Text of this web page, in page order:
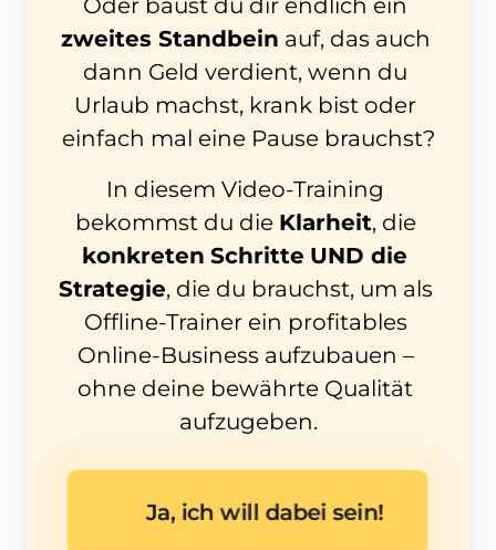
zweites Standbein auf, das auch
dann Geld verdient, wenn du
Urlaub machst, krank bist oder
einfach mal eine Pause brauchst?
In diesem Video-Training
bekommst du die Klarheit
, die
konkreten Schritte UND die
Strategie, die du brauchst, um als
Offline-Trainer ein profitables
Online-Business aufzubauen –
ohne deine bewährte Qualität
aufzugeben.
Ja, ich will dabei sein!